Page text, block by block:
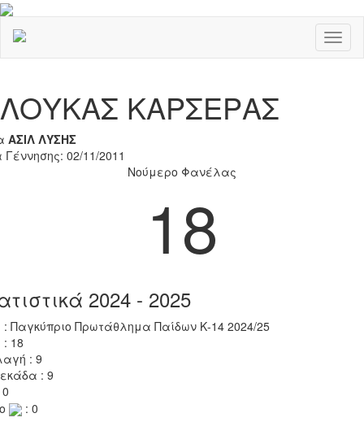
ΛΟΥΚΑΣ ΚΑΡΣΕΡΑΣ
ΑΣΙΛ ΛΥΣΗΣ
02/11/2011
Νούμερο Φανέλας
18
2024 - 2025
: Παγκύπριο Πρωτάθλημα Παίδων Κ-14 2024/25
18
: 9
: 9
: 0